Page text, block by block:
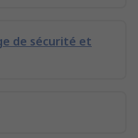
de sécurité et